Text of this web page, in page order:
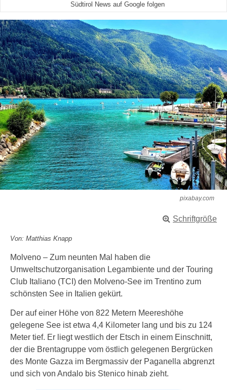
Südtirol News auf Google folgen
pixabay.com
Schriftgröße
Von: Matthias Knapp
Molveno – Zum neunten Mal haben die
Umweltschutzorganisation Legambiente und der Touring
Club Italiano (TCI) den Molveno-See im Trentino zum
schönsten See in Italien gekürt.
Der auf einer Höhe von 822 Metern Meereshöhe
gelegene See ist etwa 4,4 Kilometer lang und bis zu 124
Meter tief. Er liegt westlich der Etsch in einem Einschnitt,
der die Brentagruppe vom östlich gelegenen Bergrücken
des Monte Gazza im Bergmassiv der Paganella abgrenzt
und sich von Andalo bis Stenico hinab zieht.